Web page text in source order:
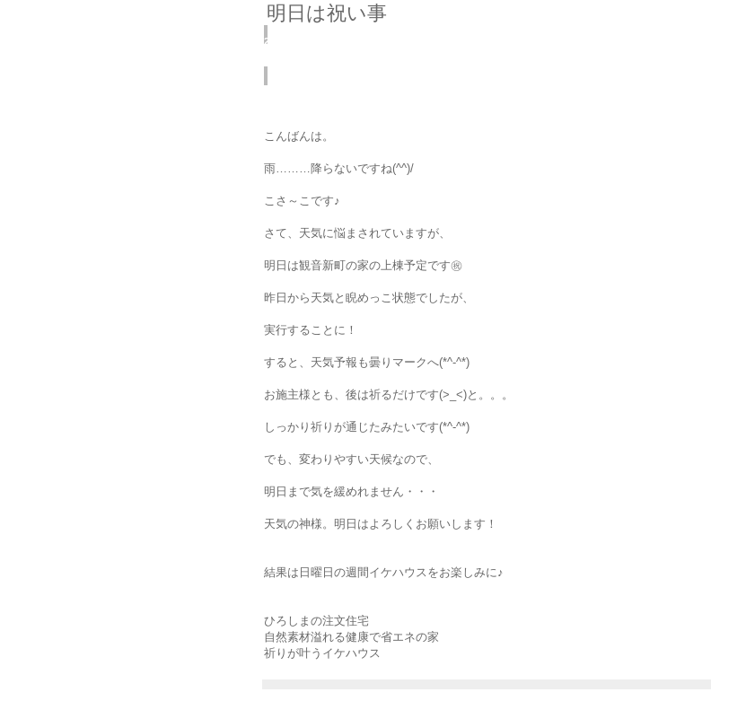
明日は祝い事
2019
こんばんは。
雨………降らないですね(^^)/
こさ～こです♪
さて、天気に悩まされていますが、
明日は観音新町の家の上棟予定です㊗
昨日から天気と睨めっこ状態でしたが、
実行することに！
すると、天気予報も曇りマークへ(*^-^*)
お施主様とも、後は祈るだけです(>_<)と。。。
しっかり祈りが通じたみたいです(*^-^*)
でも、変わりやすい天候なので、
明日まで気を緩めれません・・・
天気の神様。明日はよろしくお願いします！
結果は日曜日の週間イケハウスをお楽しみに♪
ひろしまの注文住宅
自然素材溢れる健康で省エネの家
祈りが叶うイケハウス